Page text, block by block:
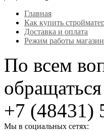
Главная
Как купить
Доставка и оплата
Режим работы
По всем
+7 (48431)
Мы в социальных сетях: